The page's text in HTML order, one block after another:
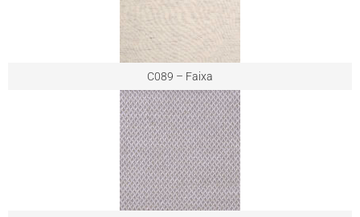
C089 – Faixa